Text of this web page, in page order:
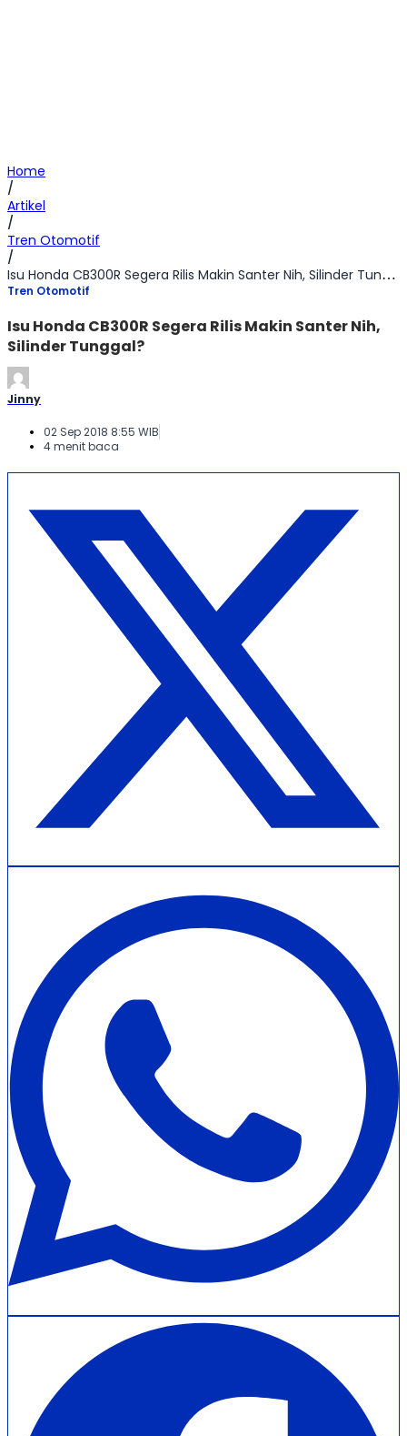
Home
/
Artikel
/
Tren Otomotif
/
Isu Honda CB300R Segera Rilis Makin Santer Nih, Silinder Tunggal?
Tren Otomotif
Isu Honda CB300R Segera Rilis Makin Santer Nih,
Silinder Tunggal?
Jinny
02 Sep 2018 8:55 WIB
4 menit baca